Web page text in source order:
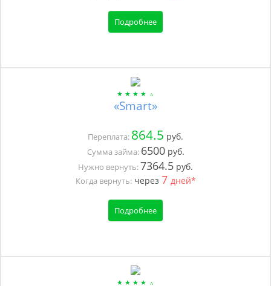
Подробнее
«Smart»
Переплата: 864.5 руб.
Сумма займа: 6500руб.
Нужно вернуть:7364.5 руб.
Когда вернуть:через 7 дней*
Подробнее